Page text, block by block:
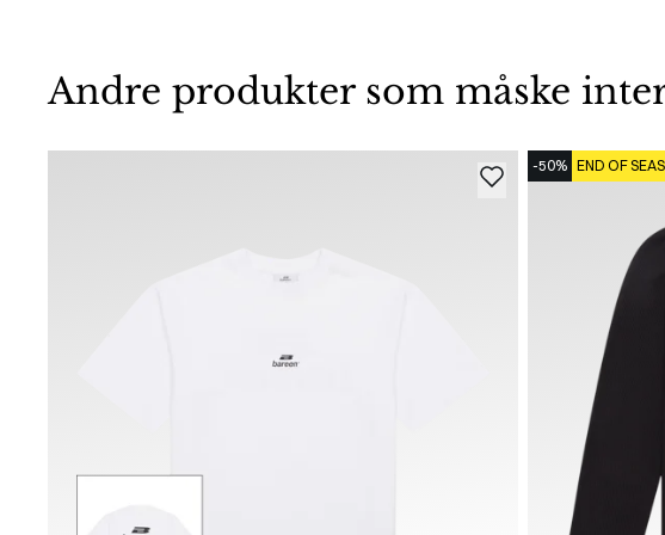
Andre produkter som måske
-50% END OF